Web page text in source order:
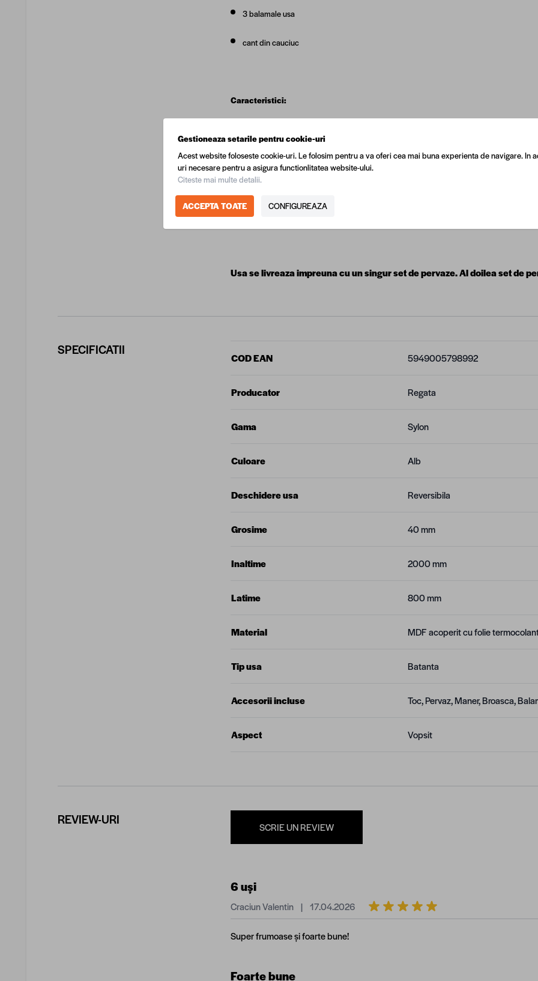
3 balamale usa
cant din cauciuc
Caracteristici:
Inaltime: 2000 mm
Latime: 800 mm
Grosime foaie usa: 40 mm
Usa se livreaza impreuna cu un singur set de pervaze. Al doilea set de
SPECIFICATII
COD EAN 5949005798992
Producator Regata
Gama Sylon
Culoare Alb
Deschidere usa Reversibila
Grosime 40 mm
Inaltime 2000 mm
Latime 800 mm
Material MDF acoperit cu folie
Tip usa Batanta
Accesorii incluse Toc, Pervaz, Maner, Broasca,
Aspect Vopsit
REVIEW-URI SCRIE UN REVIEW
6 uși
Craciun Valentin | 17 aprilie 2026
17.04.2026
Super frumoase și foarte bune!
Foarte bune
Gestioneaza setarile pentru cookie-uri
Acest website foloseste cookie-uri. Le folosim pentru a va oferi cea mai buna experienta de navigare. In
uri necesare pentru a asigura functionlitatea website-ului.
Citeste mai multe detalii.
ACCEPTA TOATE CONFIGUREAZA